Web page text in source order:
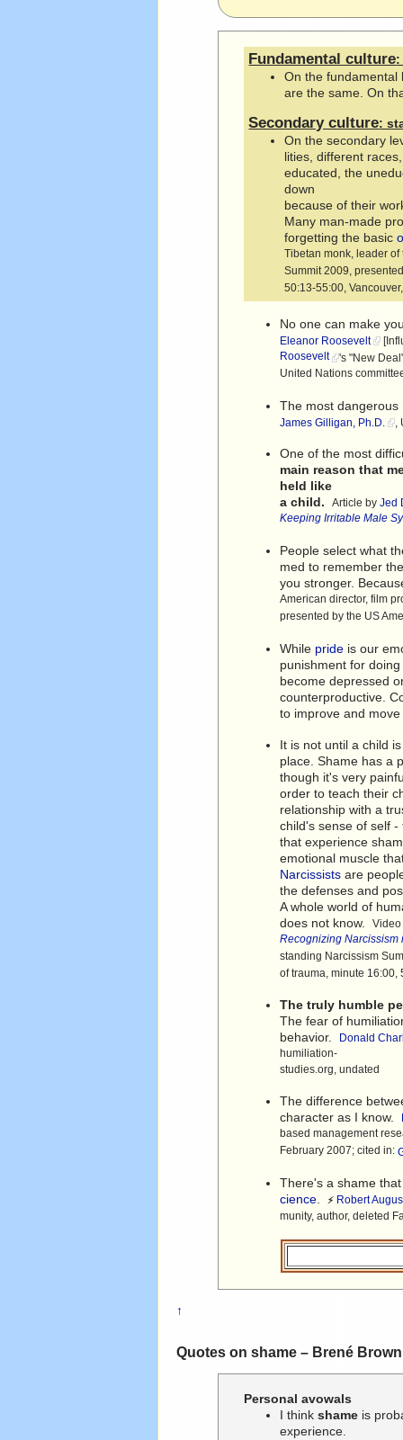
Fundamental culture:
On the fundamental
are the same. On
Secondary culture:
On the secondary
lities, different
educated, the
down
because of their
Many man-made
forgetting the basic
Tibetan monk, leader
Summit 2009,
50:13-55:00,
No one can make
Eleanor Roosevelt
Roosevelt 's "New
United Nations
The most
James Gilligan, Ph.D. ,
One of the most
main reason that
held like
a child.
Article byJed
Keeping Irritable Male
People select what
med to remember
you stronger.
American director, film
presented by the US
While pride is our
punishment for
become depressed
counterproductive.
to improve and
It is not until a child
place. Shame has a
though it's very
order to teach their
relationship with a
child's sense of self
that experience
emotional muscle
Narcissists are
the defenses and
A whole world of
does not know.
Video
Recognizing Narcissism
standing Narcissism
of trauma, minute
The truly humble
The fear of
behavior.
Donald
humiliation-
studies.org, undated
The difference
character as I know.
based management
February 2007; cited in:
There's a shame
cience. ⚡ Robert
munity, author, deleted
↑
Quotes on shame – Brené Brown
Personal avowals
I thinkshame is
experience.